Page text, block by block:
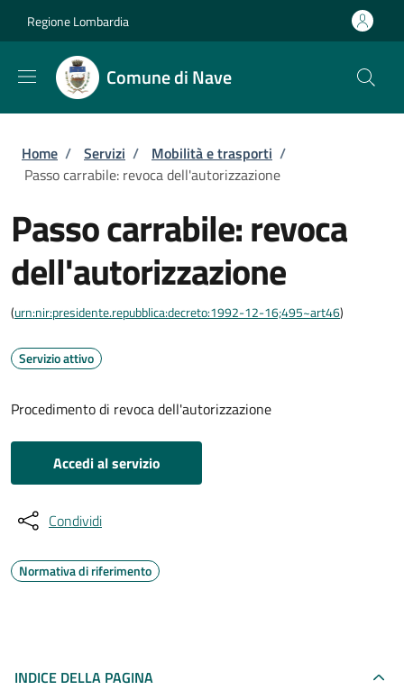
Regione Lombardia
Comune di Nave
Briciole di pane
Home / Servizi / Mobilità e trasporti /
Passo carrabile: revoca dell'autorizzazione
Passo carrabile: revoca
dell'autorizzazione
(urn:nir:presidente.repubblica:decreto:1992-12-16;495~art46)
Servizio attivo
Procedimento di revoca dell'autorizzazione
Accedi al servizio
Condividi
Normativa di riferimento
INDICE DELLA PAGINA